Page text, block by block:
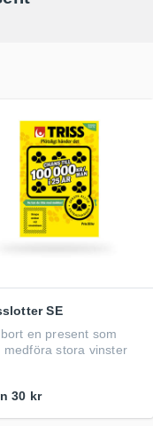
SE
en present som
medföra stora vinster
30 kr